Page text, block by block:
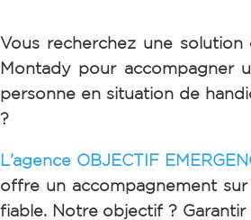
Vous recherchez une solution
Montady pour accompagner
personne en situation de
?
L’agence OBJECTIF
offre un accompagnement
fiable. Notre objectif ?